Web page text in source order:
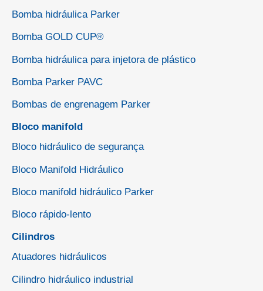
Bomba hidráulica Parker
Bomba GOLD CUP®
Bomba hidráulica para injetora de plástico
Bomba Parker PAVC
Bombas de engrenagem Parker
Bloco manifold
Bloco hidráulico de segurança
Bloco Manifold Hidráulico
Bloco manifold hidráulico Parker
Bloco rápido-lento
Cilindros
Atuadores hidráulicos
Cilindro hidráulico industrial